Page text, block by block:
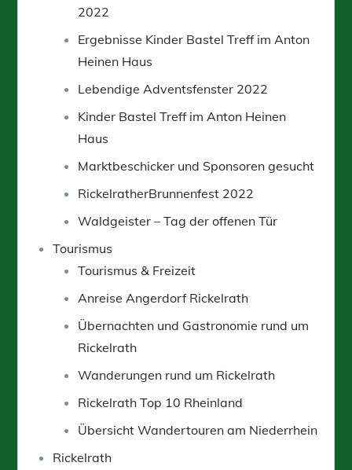
2022
Ergebnisse Kinder Bastel Treff im Anton
Heinen Haus
Lebendige Adventsfenster 2022
Kinder Bastel Treff im Anton Heinen
Haus
Marktbeschicker und Sponsoren gesucht
RickelratherBrunnenfest 2022
Waldgeister – Tag der offenen Tür
Tourismus
Tourismus & Freizeit
Anreise Angerdorf Rickelrath
Übernachten und Gastronomie rund um
Rickelrath
Wanderungen rund um Rickelrath
Rickelrath Top 10 Rheinland
Übersicht Wandertouren am Niederrhein
Rickelrath